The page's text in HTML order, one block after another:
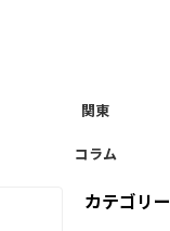
関東
コラム
カテゴリー